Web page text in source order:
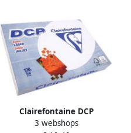
Clairefontaine DCP
presentatiepapier A3 100 g
3 webshops